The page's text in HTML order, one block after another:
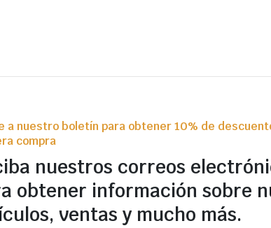
a nuestro boletín para obtener 10% de
compra
nuestros correos
obtener información sobre
ventas y mucho más.